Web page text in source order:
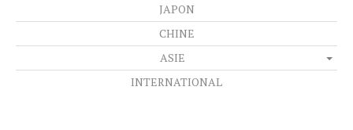
JAPON
CHINE
ASIE
INTERNATIONAL